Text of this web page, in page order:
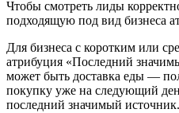
Чтобы смотреть лиды
подходящую под вид бизнеса
Для бизнеса с коротким или
атрибуция «Последний
может быть доставка еды —
покупку уже на следующий
последний значимый источник.